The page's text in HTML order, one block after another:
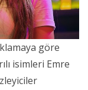
göre
isimleri Emre